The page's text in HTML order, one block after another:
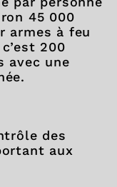
45 000
armes à feu
200
avec une
des
aux